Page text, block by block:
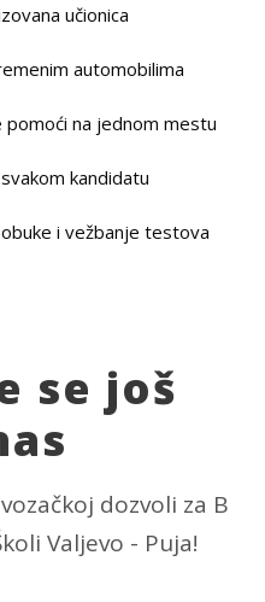
učionica
automobilima
na jednom mestu
kandidatu
i vežbanje testova
se još
dozvoli za B
Valjevo - Puja!